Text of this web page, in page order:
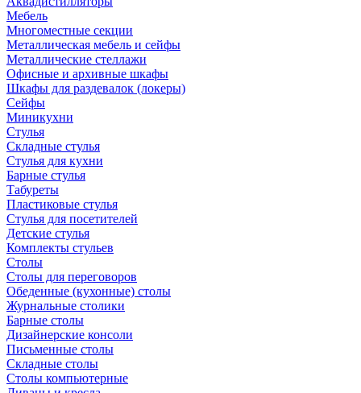
Мебель
Многоместные секции
Металлическая мебель и сейфы
Металлические стеллажи
Офисные и архивные шкафы
Шкафы для раздевалок (локеры)
Сейфы
Миникухни
Стулья
Складные стулья
Стулья для кухни
Барные стулья
Табуреты
Пластиковые стулья
Стулья для посетителей
Детские стулья
Комплекты стульев
Столы
Столы для переговоров
Обеденные (кухонные) столы
Журнальные столики
Барные столы
Дизайнерские консоли
Письменные столы
Складные столы
Столы компьютерные